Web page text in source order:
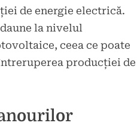
de energie electrică.
la nivelul
ceea ce poate
producției de